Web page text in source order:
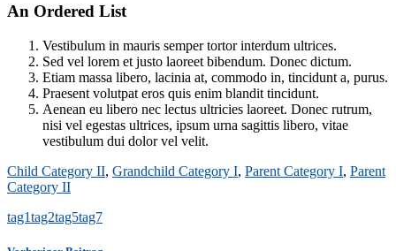
An Ordered List
Vestibulum in mauris semper tortor interdum ultrices.
Sed vel lorem et justo laoreet bibendum. Donec dictum.
Etiam massa libero, lacinia at, commodo in, tincidunt a, purus.
Praesent volutpat eros quis enim blandit tincidunt.
Aenean eu libero nec lectus ultricies laoreet. Donec rutrum,
nisi vel egestas ultrices, ipsum urna sagittis libero, vitae
vestibulum dui dolor vel velit.
Child Category II, Grandchild Category I, Parent Category I, Parent
Category II
tag1tag2tag5tag7